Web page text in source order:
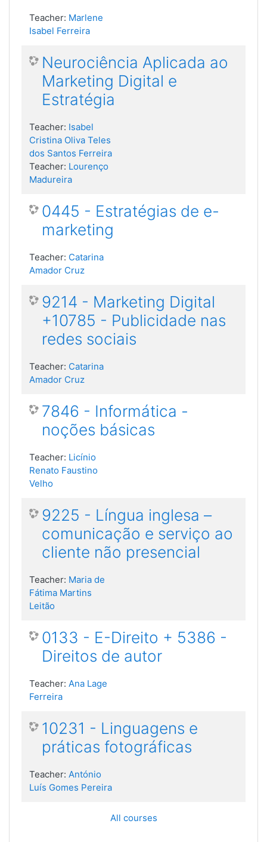
Teacher: Marlene
Isabel Ferreira
Neurociência Aplicada ao
Marketing Digital e
Estratégia
Teacher: Isabel
Cristina Oliva Teles
dos Santos Ferreira
Teacher: Lourenço
Madureira
0445 - Estratégias de e-
marketing
Teacher: Catarina
Amador Cruz
9214 - Marketing Digital
+10785 - Publicidade nas
redes sociais
Teacher: Catarina
Amador Cruz
7846 - Informática -
noções básicas
Teacher: Licínio
Renato Faustino
Velho
9225 - Língua inglesa –
comunicação e serviço ao
cliente não presencial
Teacher: Maria de
Fátima Martins
Leitão
0133 - E-Direito + 5386 -
Direitos de autor
Teacher: Ana Lage
Ferreira
10231 - Linguagens e
práticas fotográficas
Teacher: António
Luís Gomes Pereira
All courses